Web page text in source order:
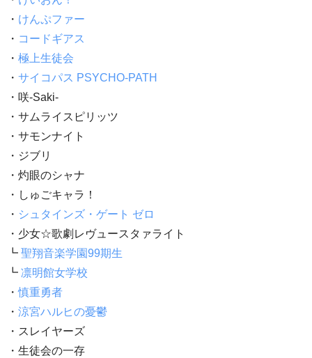
・ けんぷファー
・ コードギアス
・ 極上生徒会
・ サイコパス PSYCHO-PATH
・咲-Saki-
・サムライスピリッツ
・サモンナイト
・ジブリ
・灼眼のシャナ
・しゅごキャラ！
・ シュタインズ・ゲート ゼロ
・少女☆歌劇レヴュースタァライト
┗ 聖翔音楽学園99期生
┗ 凛明館女学校
・慎重勇者
・ 涼宮ハルヒの憂鬱
・スレイヤーズ
・生徒会の一存